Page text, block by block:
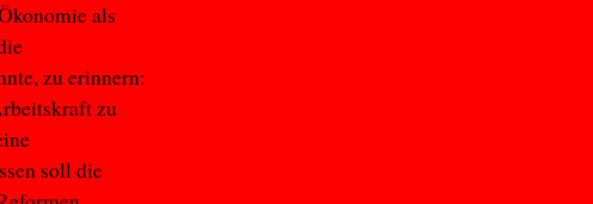
als
zu erinnern:
zu
soll die